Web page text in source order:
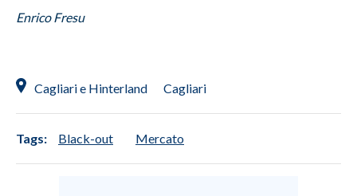
INFO AZIENDE
NECROLOGI
PUBBLICITÀ
SPIAGGE
STORE
Enrico Fresu
Cagliari e Hinterland Cagliari
Tags: Black-out Mercato